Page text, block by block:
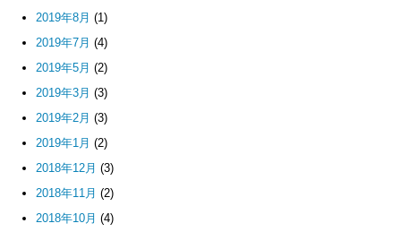
2019年8月 (1)
2019年7月 (4)
2019年5月 (2)
2019年3月 (3)
2019年2月 (3)
2019年1月 (2)
2018年12月 (3)
2018年11月 (2)
2018年10月 (4)